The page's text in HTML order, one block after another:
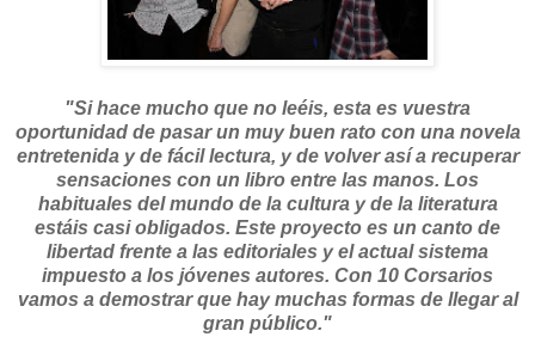
"Si hace mucho que no leéis, esta es vuestra
oportunidad de pasar un muy buen rato con una novela
entretenida y de fácil lectura, y de volver así a recuperar
sensaciones con un libro entre las manos. Los
habituales del mundo de la cultura y de la literatura
estáis casi obligados. Este proyecto es un canto de
libertad frente a las editoriales y el actual sistema
impuesto a los jóvenes autores. Con 10 Corsarios
vamos a demostrar que hay muchas formas de llegar al
gran público."